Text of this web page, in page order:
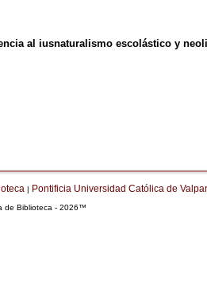
al iusnaturalismo escolástico y
| Pontificia Universidad Católica de
de Biblioteca - 2026™